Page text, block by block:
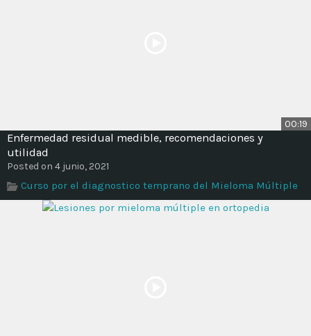
00:19
Enfermedad residual medible, recomendaciones y
utilidad
Posted on 4 junio, 2021
Curso por el diagnostico temprano del Mieloma Múltiple